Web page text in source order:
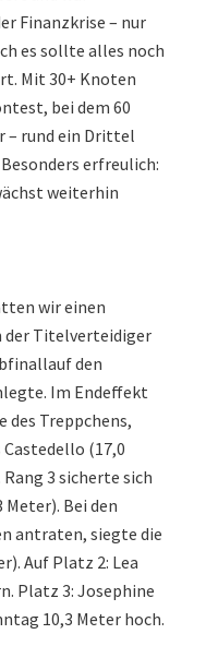
Finanzkrise – nur
es sollte alles noch
Mit 30+ Knoten
bei dem 60
– rund ein Drittel
erfreulich:
weiterhin
wir einen
der Titelverteidiger
den
Im Endeffekt
des Treppchens,
(17,0
3 sicherte sich
Bei den
antraten, siegte die
Auf Platz 2: Lea
Platz 3: Josephine
10,3 Meter hoch.